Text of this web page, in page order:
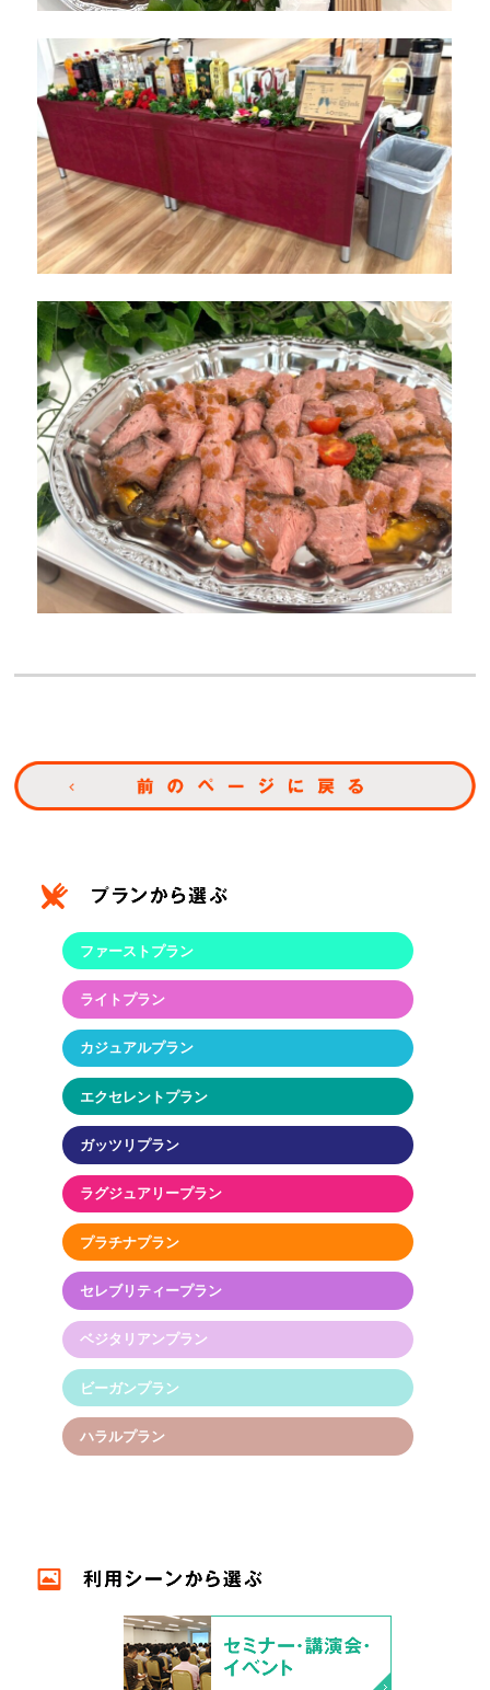
ファーストプラン
ライトプラン
カジュアルプラン
エクセレントプラン
ガッツリプラン
ラグジュアリープラン
プラチナプラン
セレブリティープラン
ベジタリアンプラン
ビーガンプラン
ハラルプラン